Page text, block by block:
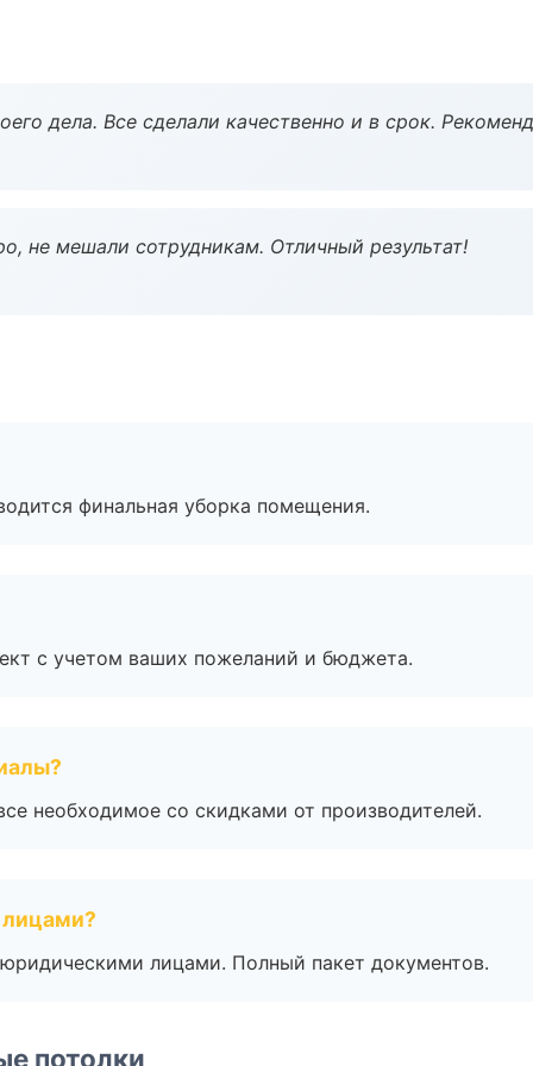
дела. Все сделали качественно и в срок.
не мешали сотрудникам. Отличный результат!
финальная уборка помещения.
с учетом ваших пожеланий и бюджета.
необходимое со скидками от производителей.
лицами. Полный пакет документов.
потолки